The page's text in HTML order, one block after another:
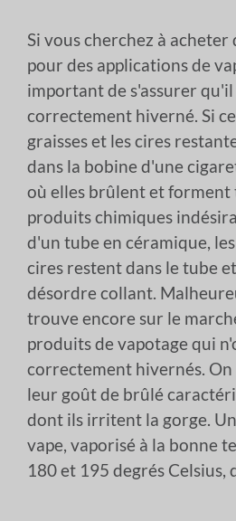
Si vous cherchez à
pour des applications de
important de s'assurer qu'il
correctement hiverné. Si ce
graisses et les cires
dans la bobine d'une
où elles brûlent et forment
produits chimiques
d'un tube en céramique,
cires restent dans le tube
désordre collant.
trouve encore sur le
produits de vapotage qui
correctement hivernés. On
leur goût de brûlé
dont ils irritent la gorge.
vape, vaporisé à la bonne
180 et 195 degrés